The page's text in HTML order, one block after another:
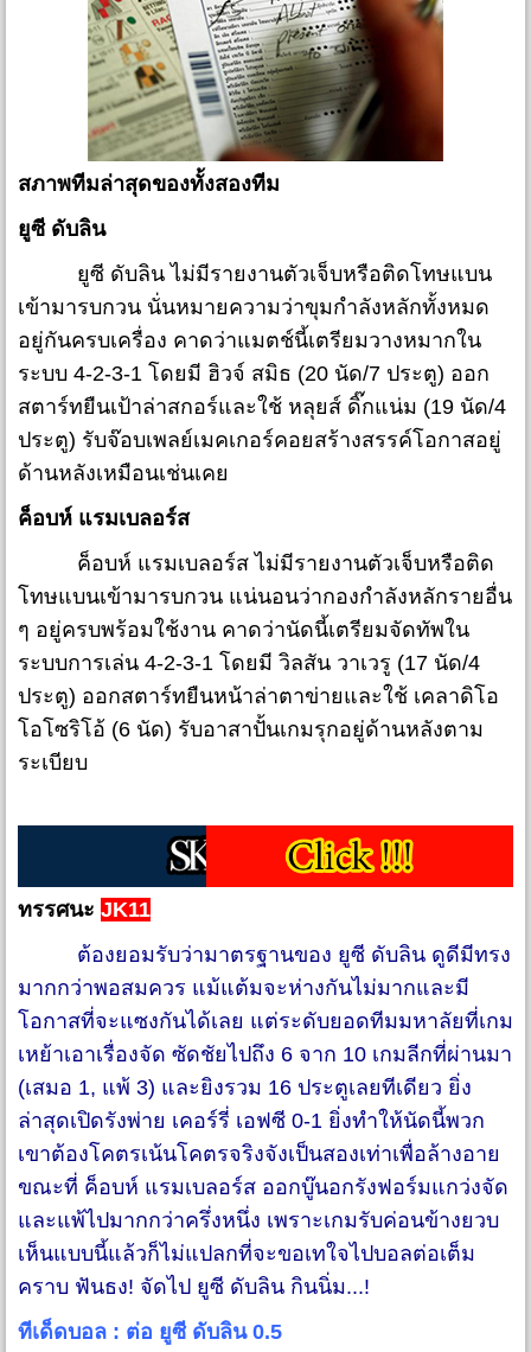
สภาพทีมล่าสุดของทั้งสองทีม
ยูซี ดับลิน
ยูซี ดับลิน ไม่มีรายงานตัวเจ็บหรือติดโทษแบน
เข้ามารบกวน นั่นหมายความว่าขุมกำลังหลักทั้งหมด
อยู่กันครบเครื่อง คาดว่าแมตช์นี้เตรียมวางหมากใน
ระบบ 4-2-3-1 โดยมี ฮิวจ์ สมิธ (20 นัด/7 ประตู) ออก
สตาร์ทยืนเป้าล่าสกอร์และใช้ หลุยส์ ดิ๊กแน่ม (19 นัด/4
ประตู) รับจ๊อบเพลย์เมคเกอร์คอยสร้างสรรค์โอกาสอยู่
ด้านหลังเหมือนเช่นเคย
ค็อบห์ แรมเบลอร์ส
ค็อบห์ แรมเบลอร์ส ไม่มีรายงานตัวเจ็บหรือติด
โทษแบนเข้ามารบกวน แน่นอนว่ากองกำลังหลักรายอื่น
ๆ อยู่ครบพร้อมใช้งาน คาดว่านัดนี้เตรียมจัดทัพใน
ระบบการเล่น 4-2-3-1 โดยมี วิลสัน วาเวรู (17 นัด/4
ประตู) ออกสตาร์ทยืนหน้าล่าตาข่ายและใช้ เคลาดิโอ
โอโซริโอ้ (6 นัด) รับอาสาปั้นเกมรุกอยู่ด้านหลังตาม
ระเบียบ
ทรรศนะ JK11
ต้องยอมรับว่ามาตรฐานของ ยูซี ดับลิน ดูดีมีทรง
มากกว่าพอสมควร แม้แต้มจะห่างกันไม่มากและมี
โอกาสที่จะแซงกันได้เลย แต่ระดับยอดทีมมหาลัยที่เกม
เหย้าเอาเรื่องจัด ซัดชัยไปถึง 6 จาก 10 เกมลีกที่ผ่านมา
(เสมอ 1, แพ้ 3) และยิงรวม 16 ประตูเลยทีเดียว ยิ่ง
ล่าสุดเปิดรังพ่าย เคอร์รี่ เอฟซี 0-1 ยิ่งทำให้นัดนี้พวก
เขาต้องโคตรเน้นโคตรจริงจังเป็นสองเท่าเพื่อล้างอาย
ขณะที่ ค็อบห์ แรมเบลอร์ส ออกบู๊นอกรังฟอร์มแกว่งจัด
และแพ้ไปมากกว่าครึ่งหนึ่ง เพราะเกมรับค่อนข้างยวบ
เห็นแบบนี้แล้วก็ไม่แปลกที่จะขอเทใจไปบอลต่อเต็ม
คราบ ฟันธง! จัดไป ยูซี ดับลิน กินนิ่ม...!
ทีเด็ดบอล : ต่อ ยูซี ดับลิน 0.5